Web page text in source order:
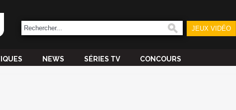
JEUX VIDÉO
NEWS SÉRIES TV CONCOURS